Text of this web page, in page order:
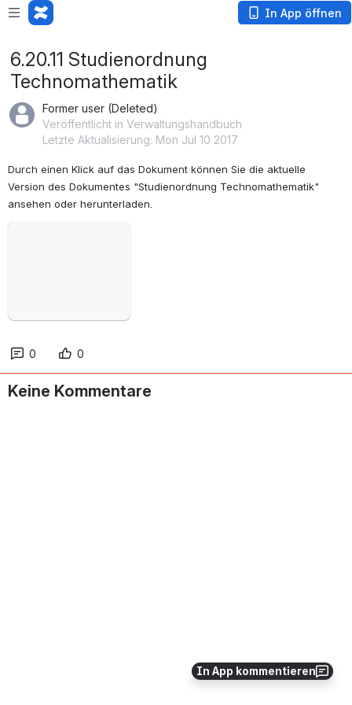
In App öffnen
In App kommentieren
6.20.11 Studienordnung
Technomathematik
Former user (Deleted)
Veröffentlicht in Verwaltungshandbuch
Letzte Aktualisierung: Mon Jul 10 2017
Durch einen Klick auf das Dokument können Sie die aktuelle
Version des Dokumentes "Studienordnung Technomathematik"
ansehen oder herunterladen.
0 0
Keine Kommentare